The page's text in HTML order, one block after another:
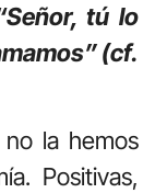
tú lo
(cf.
la hemos
Positivas,